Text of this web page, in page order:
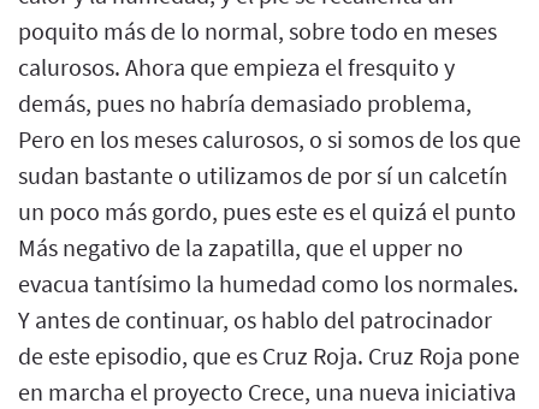
poquito más de lo normal, sobre todo en meses
calurosos. Ahora que empieza el fresquito y
demás, pues no habría demasiado problema,
Pero en los meses calurosos, o si somos de los que
sudan bastante o utilizamos de por sí un calcetín
un poco más gordo, pues este es el quizá el punto
Más negativo de la zapatilla, que el upper no
evacua tantísimo la humedad como los normales.
Y antes de continuar, os hablo del patrocinador
de este episodio, que es Cruz Roja. Cruz Roja pone
en marcha el proyecto Crece, una nueva iniciativa